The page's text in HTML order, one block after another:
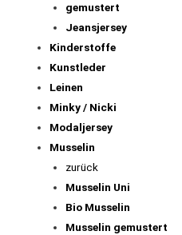
gemustert
Jeansjersey
Kinderstoffe
Kunstleder
Leinen
Minky / Nicki
Modaljersey
Musselin
zurück
Musselin Uni
Bio Musselin
Musselin gemustert